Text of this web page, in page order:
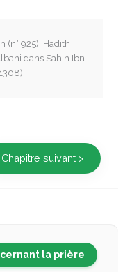
(n° 925). Hadith
dans Sahih Ibn
Chapitre suivant >
la prière